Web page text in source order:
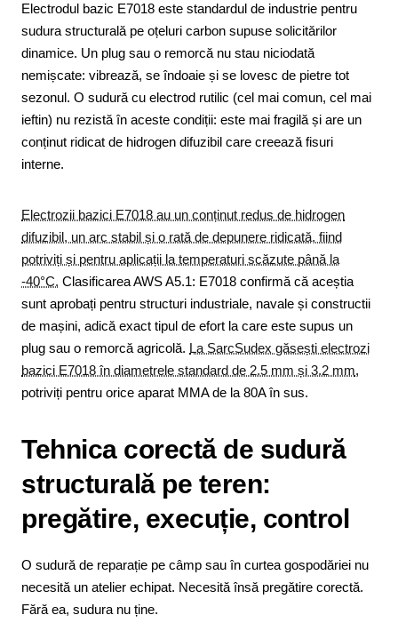
Electrodul bazic E7018 este standardul de industrie pentru
sudura structurală pe oțeluri carbon supuse solicitărilor
dinamice. Un plug sau o remorcă nu stau niciodată
nemișcate: vibrează, se îndoaie și se lovesc de pietre tot
sezonul. O sudură cu electrod rutilic (cel mai comun, cel mai
ieftin) nu rezistă în aceste condiții: este mai fragilă și are un
conținut ridicat de hidrogen difuzibil care creează fisuri
interne.
Electrozii bazici E7018 au un conținut redus de hidrogen
difuzibil, un arc stabil și o rată de depunere ridicată, fiind
potriviți și pentru aplicații la temperaturi scăzute până la
-40°C. Clasificarea AWS A5.1: E7018 confirmă că aceștia
sunt aprobați pentru structuri industriale, navale și constructii
de mașini, adică exact tipul de efort la care este supus un
plug sau o remorcă agricolă. La SarcSudex găsești electrozi
bazici E7018 în diametrele standard de 2.5 mm și 3.2 mm,
potriviți pentru orice aparat MMA de la 80A în sus.
Tehnica corectă de sudură
structurală pe teren:
pregătire, execuție, control
O sudură de reparație pe câmp sau în curtea gospodăriei nu
necesită un atelier echipat. Necesită însă pregătire corectă.
Fără ea, sudura nu ține.